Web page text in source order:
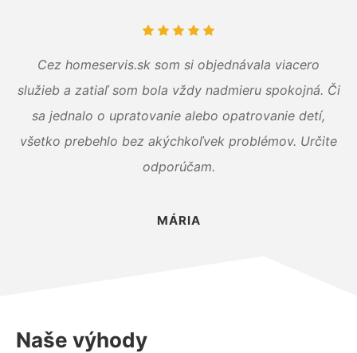
Cez homeservis.sk som si objednávala viacero
služieb a zatiaľ som bola vždy nadmieru spokojná. Či
sa jednalo o upratovanie alebo opatrovanie detí,
všetko prebehlo bez akýchkoľvek problémov. Určite
odporúčam.
MÁRIA
Naše výhody